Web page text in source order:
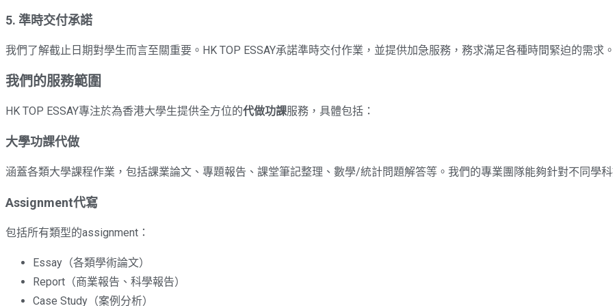
5. 準時交付承諾
我們了解截止日期對學生而言至關重要。HK TOP ESSAY承諾準時交付作業，並提供加急服務，務求滿足各種時間緊迫的需求。
我們的服務範圍
HK TOP ESSAY專注於為香港大學生提供全方位的代做功課服務，具體包括：
大學功課代做
涵蓋各類大學課程作業，包括課業論文、專題報告、課堂筆記整理、數學/統計問題解答等。我們的專業團隊能夠針對不同學
Assignment代寫
包括所有類型的assignment：
Essay（各類學術論文）
Report（商業報告、科學報告）
Case Study（案例分析）